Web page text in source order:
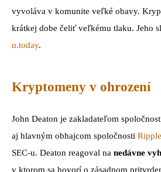
vyvoláva v komunite veľké obavy.
krátkej dobe čeliť veľkému tlaku. Jeho
u.today.
Kryptomeny v ohrození
John Deaton je zakladateľom
aj hlavným obhajcom spoločnosti Ripple
SEC-u. Deaton reagoval na nedávne
v ktorom sa hovorí o zásadnom